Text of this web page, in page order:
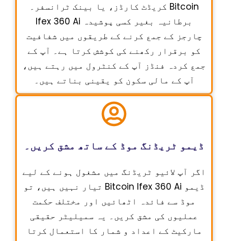
کریڈٹ کارڈز، یا بینک ٹرانسفر۔ Bitcoin
Ifex 360 Ai برطانیہ بغیر کسی پوشیدہ
چارجز کے جمع کرنے کے طریقوں میں شفافیت
کو برقرار رکھنے کی کوشش کرتا ہے۔ آپ کے
جمع کردہ فنڈز آپ کے کنٹرول میں رہتے ہیں،
آپ کے مالی سکون کو یقینی بناتے ہیں۔
ڈیمو ٹریڈنگ موڈ کے ساتھ مشق کریں۔
اگر آپ لائیو ٹریڈنگ میں مشغول ہونے کے لیے
تیار نہیں ہیں، تو Bitcoin Ifex 360 Ai ڈیمو
موڈ سے فائدہ اٹھائیں اور مختلف حکمت
عملیوں کی مشق کریں۔ یہ سمیلیٹر حقیقی
مارکیٹ کے اعداد و شمار کا استعمال کرتا